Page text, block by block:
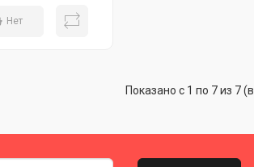
Нет
Показано с 1 по 7 из 7